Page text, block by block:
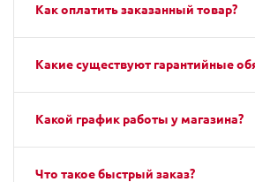
Как оплатить заказанный товар?
Какие существуют гарантийные
Какой график работы у магазина?
Что такое быстрый заказ?